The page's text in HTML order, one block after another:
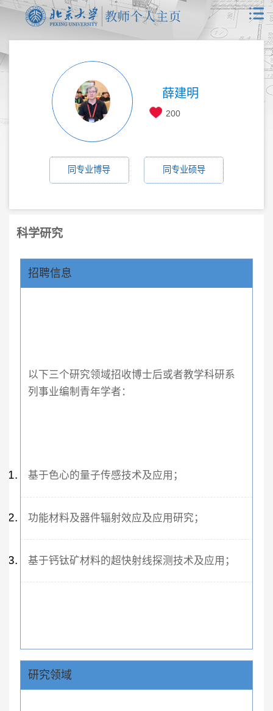
薛建明
200
同专业博导 同专业硕导
科学研究
招聘信息
以下三个研究领域招收博士后或者教学科研系
列事业编制青年学者：
基于色心的量子传感技术及应用；
功能材料及器件辐射效应及应用研究；
基于钙钛矿材料的超快射线探测技术及应用；
研究领域